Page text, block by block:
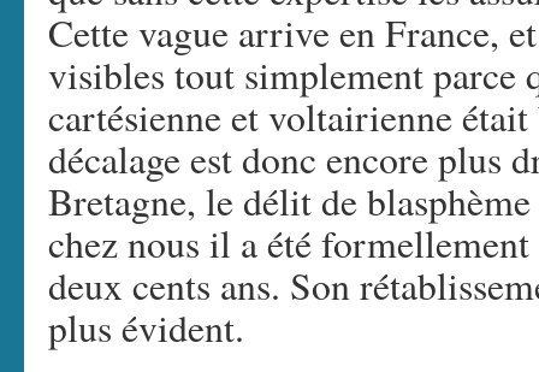
Cette vague arrive en France,
visibles tout simplement parce
cartésienne et voltairienne
décalage est donc encore plus
Bretagne, le délit de
chez nous il a été
deux cents ans. Son
plus évident.